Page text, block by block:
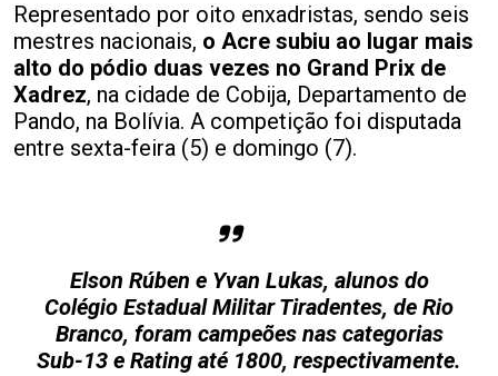
Representado por oito enxadristas, sendo seis
mestres nacionais, o Acre subiu ao lugar mais
alto do pódio duas vezes no Grand Prix de
Xadrez, na cidade de Cobija, Departamento de
Pando, na Bolívia. A competição foi disputada
entre sexta-feira (5) e domingo (7).
Elson Rúben e Yvan Lukas, alunos do
Colégio Estadual Militar Tiradentes, de Rio
Branco, foram campeões nas categorias
Sub-13 e Rating até 1800, respectivamente.